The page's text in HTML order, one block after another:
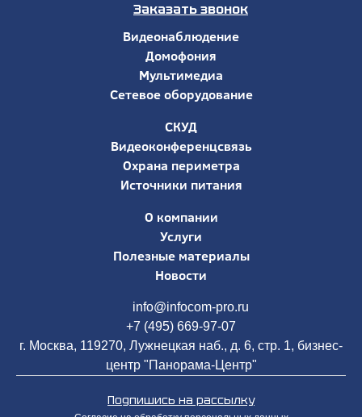
Заказать звонок
Видеонаблюдение
Домофония
Мультимедиа
Сетевое оборудование
СКУД
Видеоконференцсвязь
Охрана периметра
Источники питания
О компании
Услуги
Полезные материалы
Новости
info@infocom-pro.ru
+7 (495) 669-97-07
г. Москва, 119270, Лужнецкая наб., д. 6, стр. 1, бизнес-
центр "Панорама-Центр"
Подпишись на рассылку